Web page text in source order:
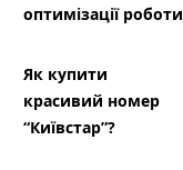
оптимізації роботи
Як купити
красивий номер
“Київстар”?